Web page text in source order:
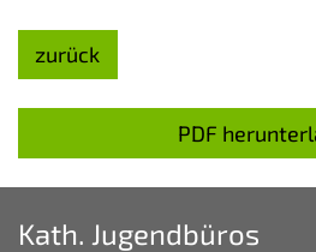
zurück
PDF
Kath. Jugendbüros